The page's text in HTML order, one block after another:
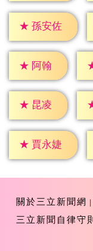
★ 孫安佐
★ 阿翰
★ 昆凌
★ 賈永婕
關於三立新聞網
三立新聞自律守則